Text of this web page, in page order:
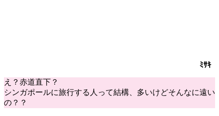
ﾐｻｷ
え？赤道直下？
シンガポールに旅行する人って結構、多いけどそんなに遠い
の？？